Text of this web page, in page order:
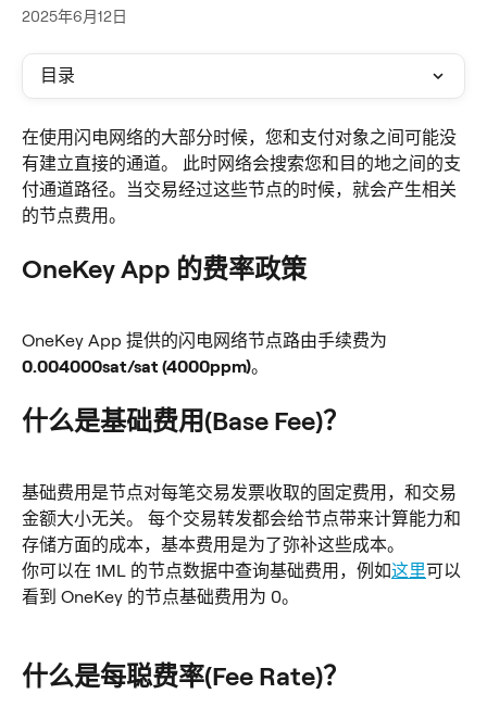
2025年6月12日
目录
在使用闪电网络的大部分时候，您和支付对象之间可能没
有建立直接的通道。 此时网络会搜索您和目的地之间的支
付通道路径。当交易经过这些节点的时候，就会产生相关
的节点费用。
OneKey App 的费率政策
OneKey App 提供的闪电网络节点路由手续费为
0.004000sat/sat (4000ppm)。
什么是基础费用(Base Fee)？
基础费用是节点对每笔交易发票收取的固定费用，和交易
金额大小无关。 每个交易转发都会给节点带来计算能力和
存储方面的成本，基本费用是为了弥补这些成本。
你可以在 1ML 的节点数据中查询基础费用，例如这里可以
看到 OneKey 的节点基础费用为 0。
什么是每聪费率(Fee Rate)？